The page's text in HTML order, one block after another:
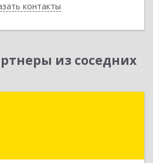
контакты
из соседних